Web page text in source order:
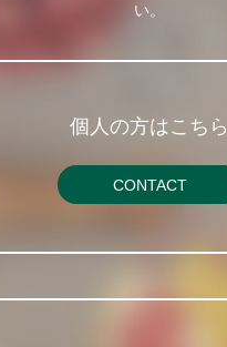
い。
個人の方はこちら
CONTACT